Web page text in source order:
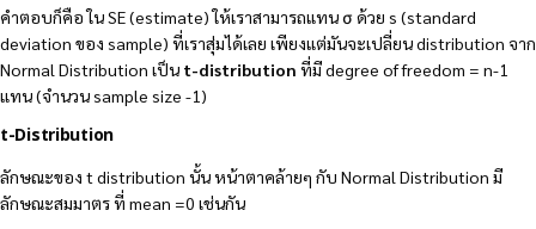
คำตอบก็คือ ใน SE (estimate) ให้เราสามารถแทน σ ด้วย s (standard
deviation ของ sample) ที่เราสุ่มได้เลย เพียงแต่มันจะเปลี่ยน distribution จาก
Normal Distribution เป็น t-distribution ที่มี degree of freedom = n-1
แทน (จำนวน sample size -1)
t-Distribution
ลักษณะของ t distribution นั้น หน้าตาคล้ายๆ กับ Normal Distribution มี
ลักษณะสมมาตร ที่ mean =0 เช่นกัน